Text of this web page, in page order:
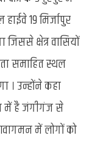
19 मिर्जापुर
क्षेत्र वासियों
समाहित स्थल
। उन्होंने कहा
में है जंगीगंज से
में लोगों को